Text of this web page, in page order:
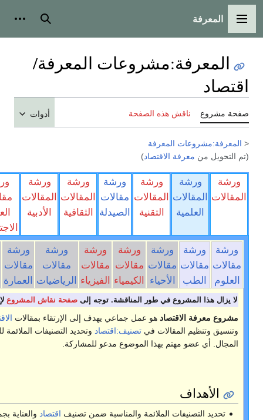
المعرفة/
أدوات
ورشة
مقالات
ورشة
المقالات
الثقافية
ورشة
المقالات
الأدبية
ورشة
مقالات
العلوم
ورشة
مقالات
الرياضة
ورشة
ترجمة
المقالات
ورشات
مقالات
أخرى
ورشة
مقالات
الفيزياء
ورشة
مقالات
الرياضيات
ورشة
مقالات
العمارة
ورشة
مقالات
الفلك
ورشة
مقالات
الجيولوجيا
توجه إلىصفحة نقاش المشروعلإبداء رأيك واقتراحاتك.
يهدف إلى الإرتقاء بمقالاتالاقتصاد، كما يعنى بسرد
وتحديد التصنيفات الملائمة للمقالات في هذا
مدعو للمشاركة.
ضمن تصنيفاقتصاد والعناية بجميع المقالات المضافة